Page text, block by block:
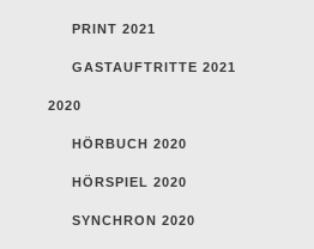
PRINT 2021
GASTAUFTRITTE 2021
2020
HÖRBUCH 2020
HÖRSPIEL 2020
SYNCHRON 2020